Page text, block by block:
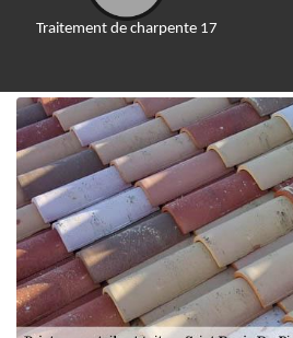
Traitement de charpente 17